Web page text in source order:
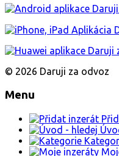
© 2026 Daruji za odvoz
Menu